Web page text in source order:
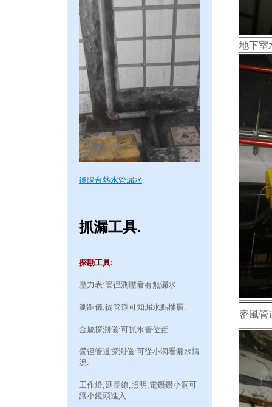
後陽台熱水管漏水
抓漏工具.
探勘工具:
壓力表:管徑測壓看有無漏水.
測距儀:從管道可知漏水點樓層.
金屬探測儀:可抓水管位置.
營徑管道探測儀:可從小洞看漏水情
況.
工作燈,延長線,照明,電鑽鑽小洞可
讓小鏡頭進入.
地下室
密風管